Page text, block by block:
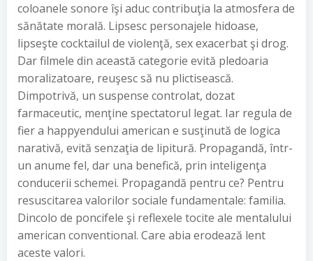
coloanele sonore îşi aduc contribuţia la atmosfera de
sănătate morală. Lipsesc personajele hidoase,
lipseşte cocktailul de violenţă, sex exacerbat şi drog.
Dar filmele din această categorie evită pledoaria
moralizatoare, reuşesc să nu plictisească.
Dimpotrivă, un suspense controlat, dozat
farmaceutic, menţine spectatorul legat. Iar regula de
fier a happyendului american e susţinută de logica
narativă, evită senzaţia de lipitură. Propagandă, într-
un anume fel, dar una benefică, prin inteligenţa
conducerii schemei. Propagandă pentru ce? Pentru
resuscitarea valorilor sociale fundamentale: familia.
Dincolo de poncifele şi reflexele tocite ale mentalului
american conventional. Care abia erodează lent
aceste valori.